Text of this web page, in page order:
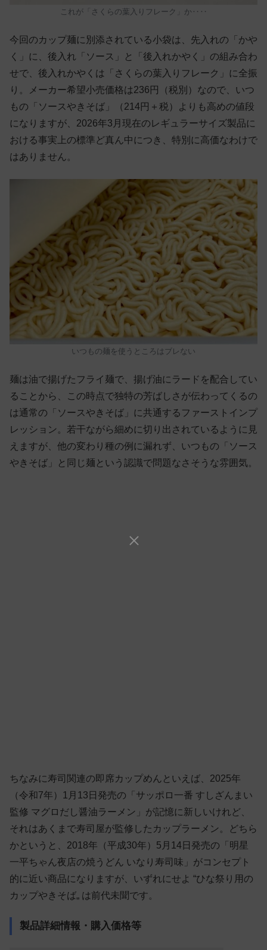
これが「さくらの葉入りフレーク」か‥‥
今回のカップ麺に別添されている小袋は、先入れの「かや
く」に、後入れ「ソース」と「後入れかやく」の組み合わ
せで、後入れかやくは「さくらの葉入りフレーク」に全振
り。メーカー希望小売価格は236円（税別）なので、いつ
もの「ソースやきそば」（214円＋税）よりも高めの値段
になりますが、2026年3月現在のレギュラーサイズ製品に
おける事実上の標準ど真ん中につき、特別に高価なわけで
はありません。
いつもの麺を使うところはブレない
麺は油で揚げたフライ麺で、揚げ油にラードを配合してい
ることから、この時点で独特の芳ばしさが伝わってくるの
は通常の「ソースやきそば」に共通するファーストインプ
レッション。若干ながら細めに切り出されているように見
えますが、他の変わり種の例に漏れず、いつもの「ソース
やきそば」と同じ麺という認識で問題なさそうな雰囲気。
ちなみに寿司関連の即席カップめんといえば、2025年
（令和7年）1月13日発売の「サッポロ一番 すしざんまい
監修 マグロだし醤油ラーメン」が記憶に新しいけれど、
それはあくまで寿司屋が監修したカップラーメン。どちら
かというと、2018年（平成30年）5月14日発売の「明星
一平ちゃん夜店の焼うどん いなり寿司味」がコンセプト
的に近い商品になりますが、いずれにせよ “ひな祭り用の
カップやきそば„ は前代未聞です。
製品詳細情報・購入価格等